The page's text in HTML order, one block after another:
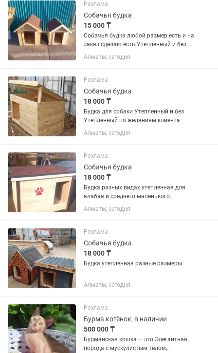
Реклама
Собачья будка
15 000 ₸
Собачья будка любой размер есть и на
заказ сделаю есть Утепленный и без
утепленный цена зависит от размера
Алматы, сегодня
Реклама
Собачья будка
18 000 ₸
Будка для собаки Утепленный и без
Утепленный по желаниям клиента
Алматы, сегодня
Реклама
Собачья будка
18 000 ₸
Будка разных видах утепленная для
алабая и среднего маленького
размера есть можно заказ по желанию
Алматы, сегодня
Реклама
Собачья будка
18 000 ₸
Будка утепленная разные размеры
Алматы, сегодня
Реклама
Бурма котёнок, в наличии
500 000 ₸
Бурманская кошка — это Элегантная
порода с мускулистым телом,